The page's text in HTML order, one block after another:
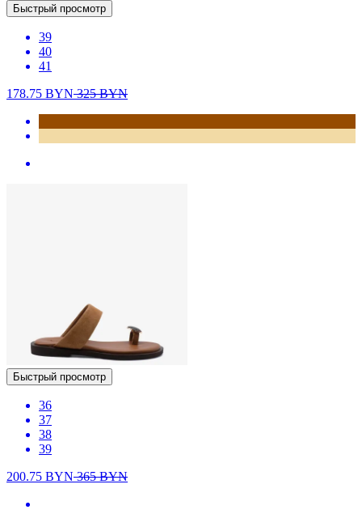
Быстрый просмотр
39
40
41
178.75 BYN325BYN
Быстрый просмотр
36
37
38
39
200.75 BYN365BYN